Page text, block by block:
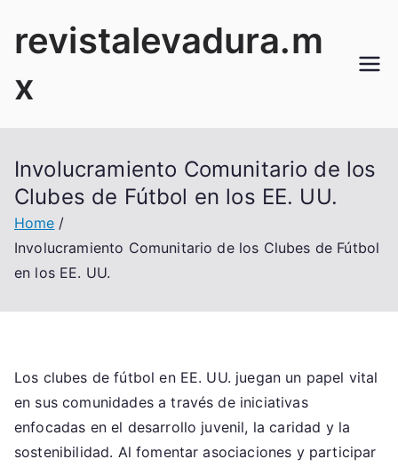
revistalevadura.m
x
Involucramiento Comunitario de los
Clubes de Fútbol en los EE. UU.
Home
Involucramiento Comunitario de los Clubes de Fútbol
en los EE. UU.
Los clubes de fútbol en EE. UU. juegan un papel vital
en sus comunidades a través de iniciativas
enfocadas en el desarrollo juvenil, la caridad y la
sostenibilidad. Al fomentar asociaciones y participar